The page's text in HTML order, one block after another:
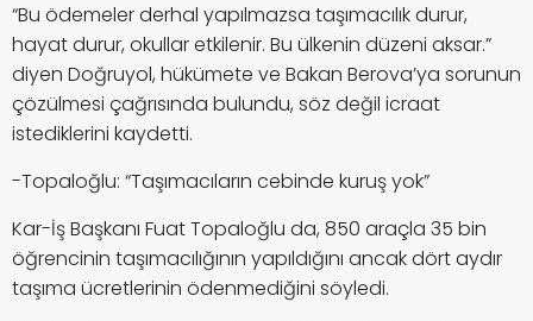
“Bu ödemeler derhal yapılmazsa taşımacılık durur,
hayat durur, okullar etkilenir. Bu ülkenin düzeni aksar.”
diyen Doğruyol, hükümete ve Bakan Berova’ya sorunun
çözülmesi çağrısında bulundu, söz değil icraat
istediklerini kaydetti.
-Topaloğlu: “Taşımacıların cebinde kuruş yok”
Kar-İş Başkanı Fuat Topaloğlu da, 850 araçla 35 bin
öğrencinin taşımacılığının yapıldığını ancak dört aydır
taşıma ücretlerinin ödenmediğini söyledi.